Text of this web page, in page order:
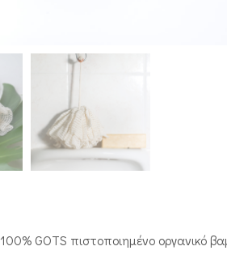
100% GOTS πιστοποιημένο οργανικό